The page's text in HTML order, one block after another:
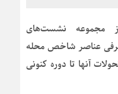
نشست‌های
عناصر شاخص محله
آنها تا دوره کنونی